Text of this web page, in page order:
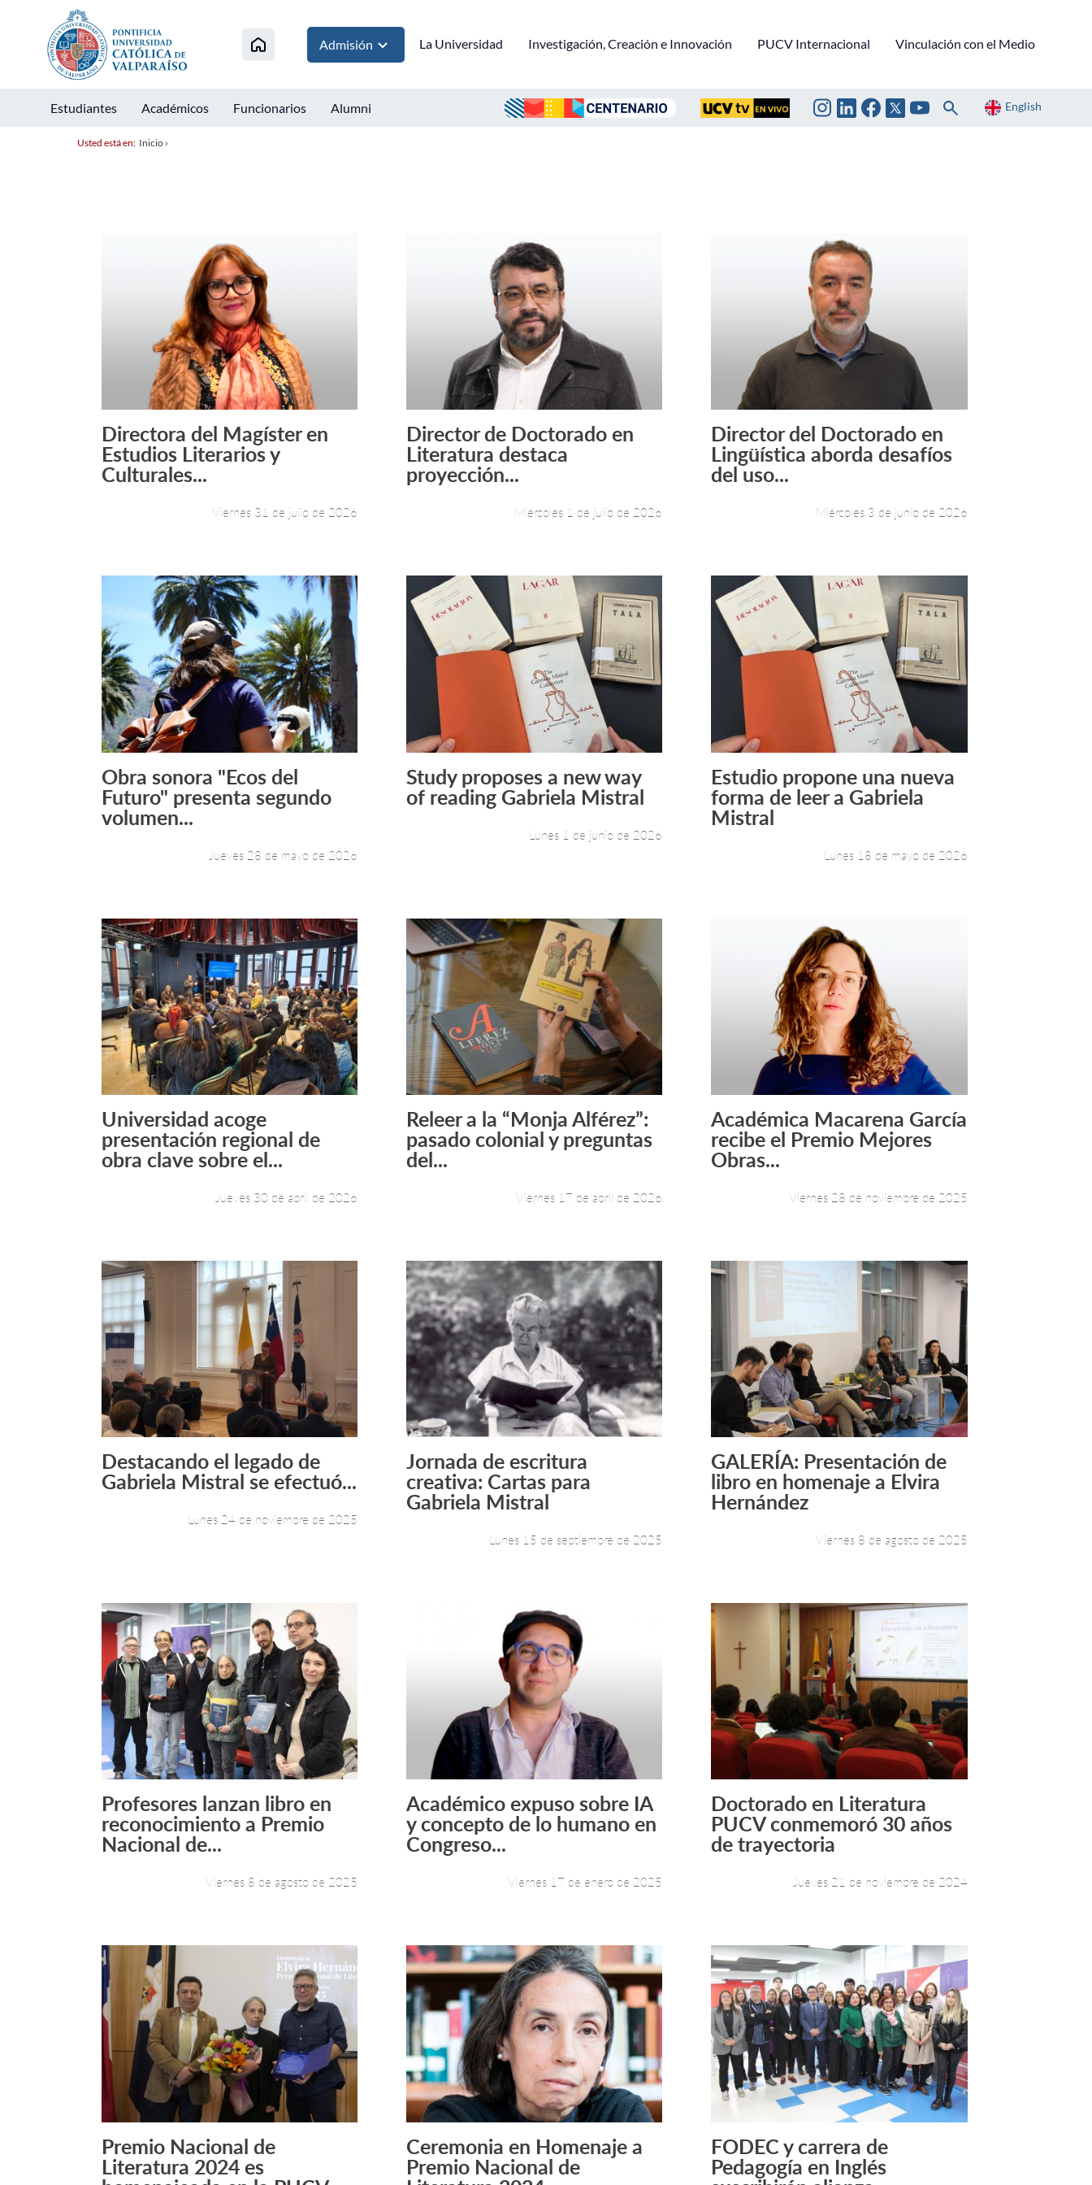
Admisión La Universidad Investigación, Creación e Innovación PUCV Internacional Vinculación con el Medio
Estudiantes Académicos Funcionarios Alumni English
Usted está en: Inicio›
Leer más +
Directora del Magíster en
Estudios Literarios y
Culturales...
Viernes 31 de julio de 2026
Leer más +
Director de Doctorado en
Literatura destaca
proyección...
Miércoles 1 de julio de 2026
Leer más +
Director del Doctorado en
Lingüística aborda desafíos
del uso...
Miércoles 3 de junio de 2026
Leer más +
Obra sonora "Ecos del
Futuro" presenta segundo
volumen...
Jueves 28 de mayo de 2026
Leer más +
Study proposes a new way
of reading Gabriela Mistral
Lunes 1 de junio de 2026
Leer más +
Estudio propone una nueva
forma de leer a Gabriela
Mistral
Lunes 18 de mayo de 2026
Leer más +
Universidad acoge
presentación regional de
obra clave sobre el...
Jueves 30 de abril de 2026
Leer más +
Releer a la “Monja Alférez”:
pasado colonial y preguntas
del...
Viernes 17 de abril de 2026
Leer más +
Académica Macarena García
recibe el Premio Mejores
Obras...
Viernes 28 de noviembre de 2025
Leer más +
Destacando el legado de
Gabriela Mistral se efectuó...
Lunes 24 de noviembre de 2025
Leer más +
Jornada de escritura
creativa: Cartas para
Gabriela Mistral
Lunes 15 de septiembre de 2025
Leer más +
GALERÍA: Presentación de
libro en homenaje a Elvira
Hernández
Viernes 8 de agosto de 2025
Leer más +
Profesores lanzan libro en
reconocimiento a Premio
Nacional de...
Viernes 8 de agosto de 2025
Leer más +
Académico expuso sobre IA
y concepto de lo humano en
Congreso...
Viernes 17 de enero de 2025
Leer más +
Doctorado en Literatura
PUCV conmemoró 30 años
de trayectoria
Jueves 21 de noviembre de 2024
Leer más +
Premio Nacional de
Literatura 2024 es Leer más +
Ceremonia en Homenaje a
Premio Nacional de Leer más +
FODEC y carrera de
Pedagogía en Inglés